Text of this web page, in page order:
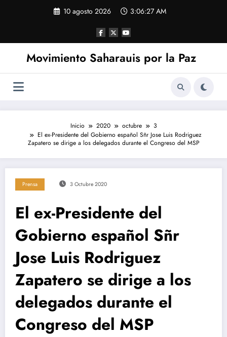
10 agosto 2026 3:06:27 AM
Movimiento Saharauis por la Paz
Inicio 2020 octubre
3
El ex-Presidente del Gobierno español Sñr Jose Luis Rodriguez
Zapatero se dirige a los delegados durante el Congreso del MSP
Prensa 3 Octubre 2020
El ex-Presidente del
Gobierno español Sñr
Jose Luis Rodriguez
Zapatero se dirige a los
delegados durante el
Congreso del MSP